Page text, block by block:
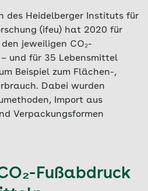
des Heidelberger Instituts für
(ifeu) hat 2020 für
jeweiligen CO₂-
und für 35 Lebensmittel
Beispiel zum Flächen-,
Dabei wurden
Import aus
Verpackungsformen
Fußabdruck